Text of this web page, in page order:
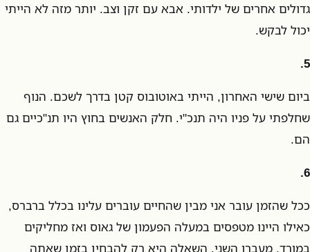
גדולים אחרים של ילדותי. אבא עם זקן וצב. יותר מזה לא הייתי
יכול לבקש.
5.
ביום שישי האחרון, הייתי באוטובוס קטן בדרך לשכם. הנוף
שחלפתי על פניו היה תנכ"י. חלק האנשים בחוץ היו תנ"כיים גם
הם.
6.
ככל שהזמן עובר אני מבין שהחיים עוברים עלינו בכלל ברברס,
כאילו היינו מטפסים במעלה הפעמון של גאוס ואז מחליקים
במורד, מעברו השני. השאלה היא רק להבחין בזמן שאתה